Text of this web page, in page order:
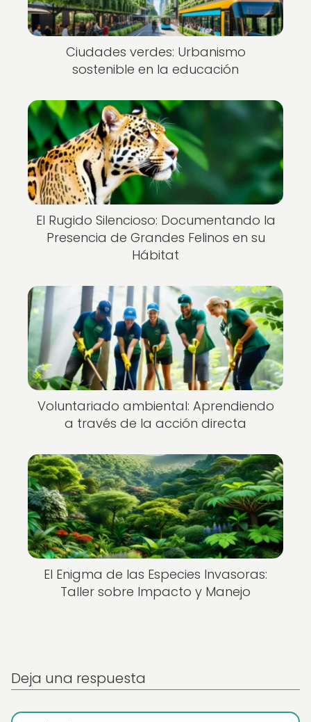
Ciudades verdes: Urbanismo
sostenible en la educación
El Rugido Silencioso: Documentando la
Presencia de Grandes Felinos en su
Hábitat
Voluntariado ambiental: Aprendiendo
a través de la acción directa
El Enigma de las Especies Invasoras:
Taller sobre Impacto y Manejo
Deja una respuesta